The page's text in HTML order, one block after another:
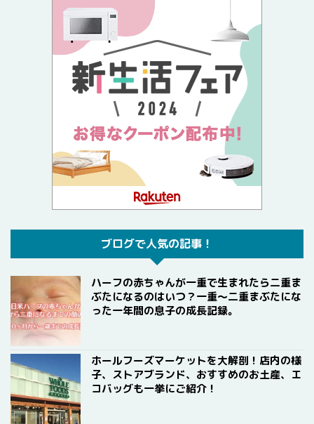
ブログで人気の記事！
ハーフの赤ちゃんが一重で生まれたら二重ま
ぶたになるのはいつ？一重〜二重まぶたにな
った一年間の息子の成長記録。
ホールフーズマーケットを大解剖！店内の様
子、ストアブランド、おすすめのお土産、エ
コバッグも一挙にご紹介！